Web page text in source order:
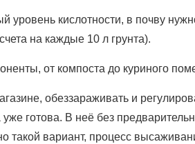
уровень кислотности, в почву
на каждые 10 л грунта).
от компоста до куриного
обеззараживать и
уже готова. В неё без
такой вариант, процесс